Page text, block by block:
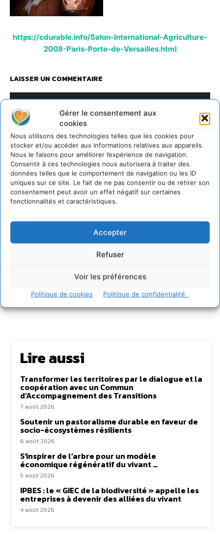
Gérer le consentement aux
cookies
Nous utilisons des technologies telles que les cookies pour
stocker et/ou accéder aux informations relatives aux appareils.
Nous le faisons pour améliorer l’expérience de navigation.
Consentir à ces technologies nous autorisera à traiter des
données telles que le comportement de navigation ou les ID
uniques sur ce site. Le fait de ne pas consentir ou de retirer son
consentement peut avoir un effet négatif sur certaines
fonctionnalités et caractéristiques.
Accepter
Refuser
Voir les préférences
Politique de cookies Politique de confidentialité
https://cdurable.info/Salon-International-Agriculture-
2008-Paris-Porte-de-Versailles.html
LAISSER UN COMMENTAIRE
David Naulin
Journaliste de solutions écologiques et sociales en
Occitanie.
Lire aussi
Transformer les territoires par le dialogue et la
coopération avec un Commun
d’Accompagnement des Transitions
7 août 2026
Soutenir un pastoralisme durable en faveur de
socio-écosystèmes résilients
6 août 2026
S’inspirer de l’arbre pour un modèle
économique régénératif du vivant …
5 août 2026
IPBES : le « GIEC de la biodiversité » appelle les
entreprises à devenir des alliées du vivant
4 août 2026